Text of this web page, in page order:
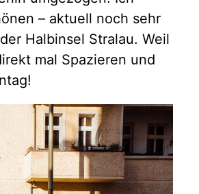
– aktuell noch sehr
Halbinsel Stralau. Weil
mal Spazieren und